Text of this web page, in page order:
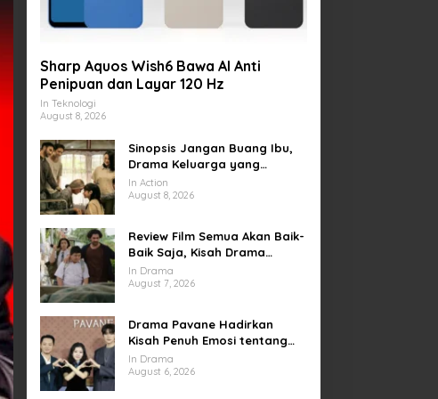
Sharp Aquos Wish6 Bawa AI Anti
Penipuan dan Layar 120 Hz
In Teknologi
August 8, 2026
Sinopsis Jangan Buang Ibu,
Drama Keluarga yang
Menyentuh tentang Kasih
Sayang dan Bakti kepada
In Action
August 8, 2026
Review Film Semua Akan Baik-
Baik Saja, Kisah Drama
Keluarga yang Sarat Makna
tentang Kehilangan dan
In Drama
August 7, 2026
Drama Pavane Hadirkan
Kisah Penuh Emosi tentang
Cinta, Penyesalan, dan
Kesempatan Memulai Kembali
In Drama
August 6, 2026